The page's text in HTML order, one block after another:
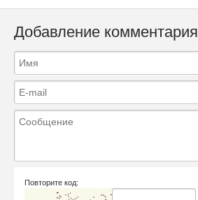
Добавление комментария
Повторите код: